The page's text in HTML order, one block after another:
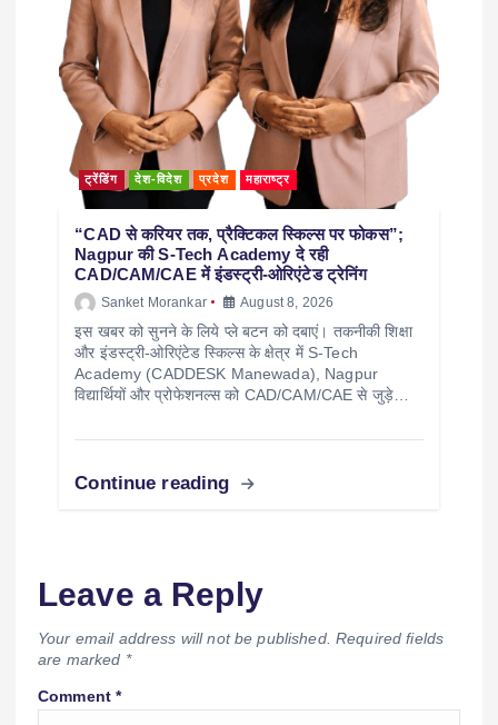
ट्रेंडिंग देश-विदेश प्रदेश महाराष्ट्र
“CAD से करियर तक, प्रैक्टिकल स्किल्स पर फोकस”;
Nagpur की S-Tech Academy दे रही
CAD/CAM/CAE में इंडस्ट्री-ओरिएंटेड ट्रेनिंग
Sanket Morankar August 8, 2026
इस खबर को सुनने के लिये प्ले बटन को दबाएं। तकनीकी शिक्षा
और इंडस्ट्री-ओरिएंटेड स्किल्स के क्षेत्र में S-Tech
Academy (CADDESK Manewada), Nagpur
विद्यार्थियों और प्रोफेशनल्स को CAD/CAM/CAE से जुड़े…
Continue reading
Leave a Reply
Your email address will not be published. Required fields
are marked *
Comment*